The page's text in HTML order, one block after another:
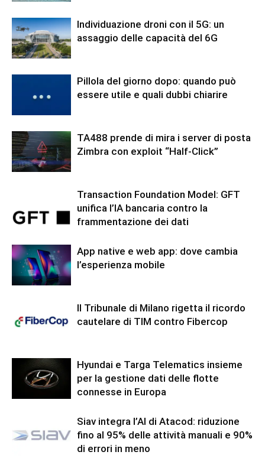
Individuazione droni con il 5G: un
assaggio delle capacità del 6G
Pillola del giorno dopo: quando può
essere utile e quali dubbi chiarire
TA488 prende di mira i server di posta
Zimbra con exploit “Half-Click”
Transaction Foundation Model: GFT
unifica l’IA bancaria contro la
frammentazione dei dati
App native e web app: dove cambia
l’esperienza mobile
Il Tribunale di Milano rigetta il ricordo
cautelare di TIM contro Fibercop
Hyundai e Targa Telematics insieme
per la gestione dati delle flotte
connesse in Europa
Siav integra l’AI di Atacod: riduzione
fino al 95% delle attività manuali e 90%
di errori in meno